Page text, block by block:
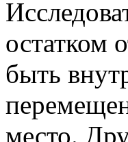
остатком
быть
место.